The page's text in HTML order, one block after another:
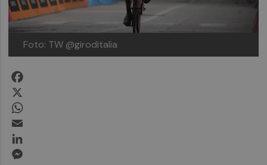
Foto: TW @giroditalia